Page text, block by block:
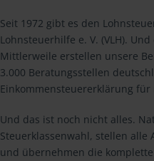
Seit 1972 gibt es den
Lohnsteuerhilfe e. V. (VLH).
Mittlerweile erstellen unsere
3.000 Beratungsstellen
Einkommensteuererklärung
Und das ist noch nicht alles.
Steuerklassenwahl, stellen alle
und übernehmen die